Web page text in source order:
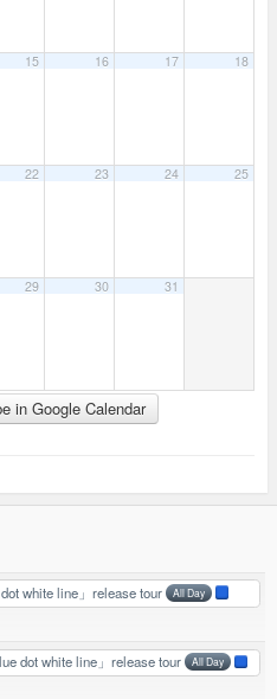
15 16 17 18
22 23 24 25
29 30 31
in Google Calendar
white line」release tour All Day
dot white line」release tour All Day